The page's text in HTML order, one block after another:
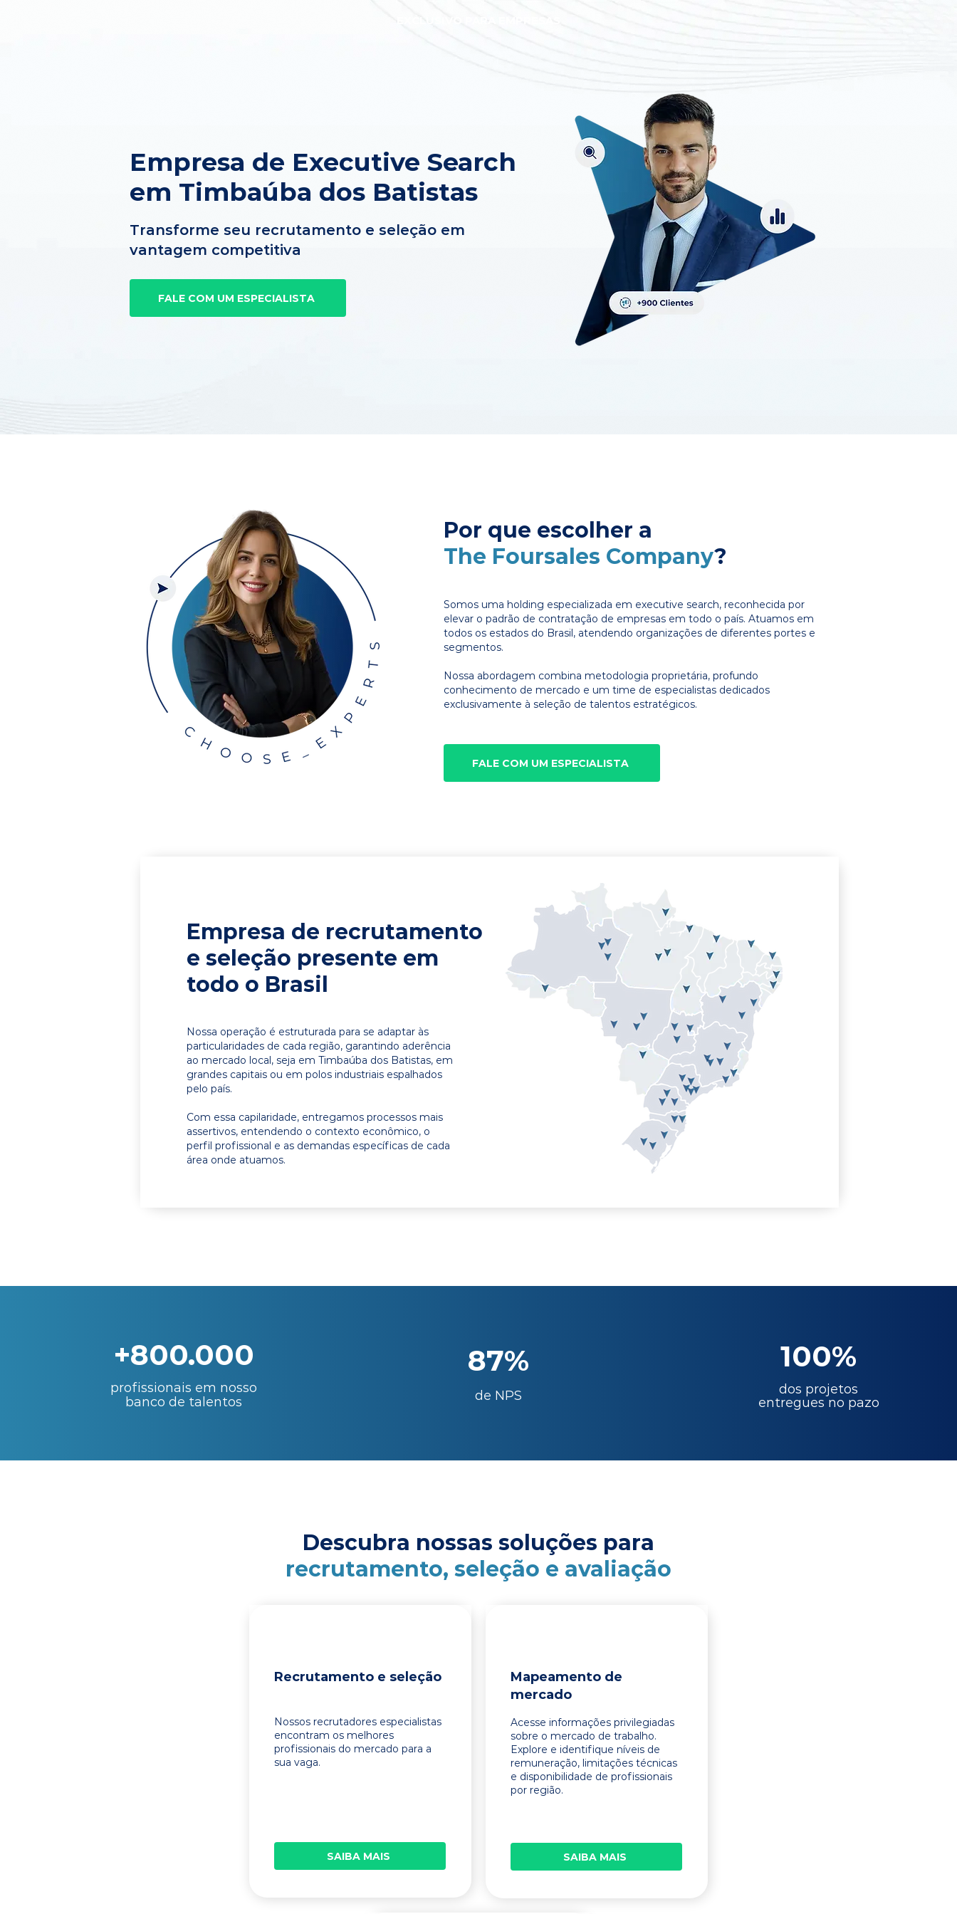
Empresa de Executive Search
em Timbaúba dos Batistas
Transforme seu recrutamento e seleção em
vantagem competitiva
FALE COM UM ESPECIALISTA
Por que escolher a
The Foursales Company?
Somos uma holding especializada em executive search, reconhecida por
elevar o padrão de contratação de empresas em todo o país. Atuamos em
todos os estados do Brasil, atendendo organizações de diferentes portes e
segmentos.
Nossa abordagem combina metodologia proprietária, profundo
conhecimento de mercado e um time de especialistas dedicados
exclusivamente à seleção de talentos estratégicos.
FALE COM UM ESPECIALISTA
Empresa de recrutamento
e seleção presente em
todo o Brasil
Nossa operação é estruturada para se adaptar às
particularidades de cada região, garantindo aderência
ao mercado local, seja em Timbaúba dos Batistas, em
grandes capitais ou em polos industriais espalhados
pelo país.
Com essa capilaridade, entregamos processos mais
assertivos, entendendo o contexto econômico, o
perfil profissional e as demandas específicas de cada
área onde atuamos.
+800.000
profissionais em nosso
banco de talentos
87%
de NPS
100%
dos projetos
entregues no pazo
Descubra nossas soluções para
recrutamento, seleção e avaliação
Recrutamento e seleção
Nossos recrutadores especialistas
encontram os melhores
profissionais do mercado para a
sua vaga.
SAIBA MAIS
Mapeamento de
mercado
Acesse informações privilegiadas
sobre o mercado de trabalho.
Explore e identifique níveis de
remuneração, limitações técnicas
e disponibilidade de profissionais
por região.
SAIBA MAIS